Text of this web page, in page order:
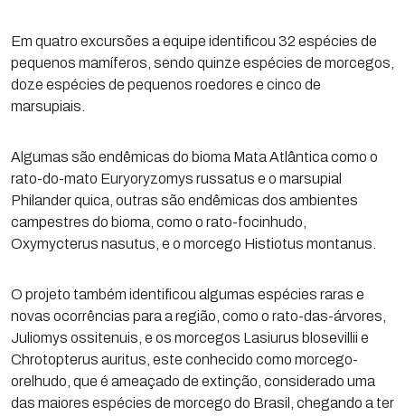
Em quatro excursões a equipe identificou 32 espécies de
pequenos mamíferos, sendo quinze espécies de morcegos,
doze espécies de pequenos roedores e cinco de
marsupiais.
Algumas são endêmicas do bioma Mata Atlântica como o
rato-do-mato Euryoryzomys russatus e o marsupial
Philander quica, outras são endêmicas dos ambientes
campestres do bioma, como o rato-focinhudo,
Oxymycterus nasutus, e o morcego Histiotus montanus.
O projeto também identificou algumas espécies raras e
novas ocorrências para a região, como o rato-das-árvores,
Juliomys ossitenuis, e os morcegos Lasiurus blosevillii e
Chrotopterus auritus, este conhecido como morcego-
orelhudo, que é ameaçado de extinção, considerado uma
das maiores espécies de morcego do Brasil, chegando a ter